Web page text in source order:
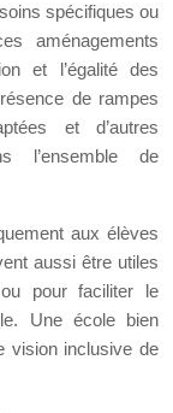
spécifiques ou
aménagements
et l’égalité des
de rampes
et d’autres
l’ensemble de
aux élèves
aussi être utiles
pour faciliter le
Une école bien
vision inclusive de